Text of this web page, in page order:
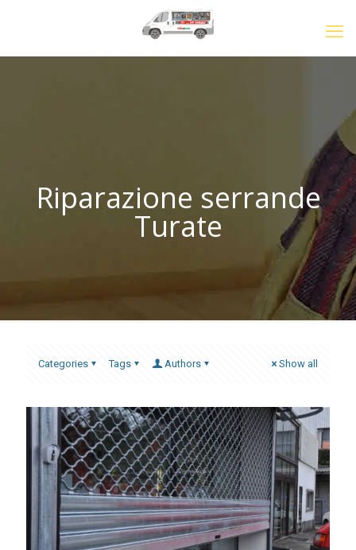
Riparazione serrande
Turate
Categories Tags Authors Show all